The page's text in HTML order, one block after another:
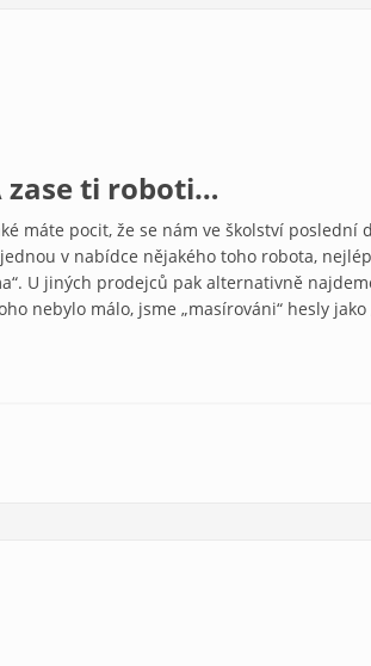
zase ti roboti…
máte pocit, že se nám ve školství
v nabídce nějakého toho robota,
U jiných prodejců pak alternativně
nebylo málo, jsme „masírováni“ hesly